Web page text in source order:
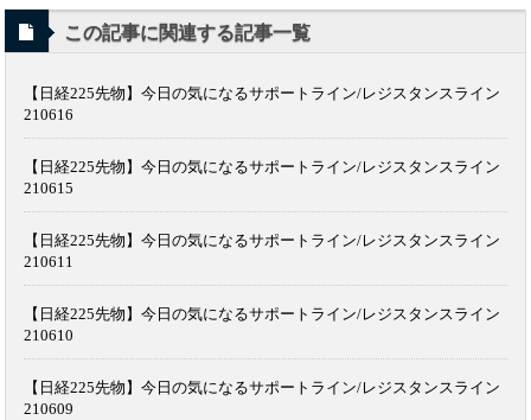
この記事に関連する記事一覧
【日経225先物】今日の気になるサポートライン/レジスタンスライン
210616
【日経225先物】今日の気になるサポートライン/レジスタンスライン
210615
【日経225先物】今日の気になるサポートライン/レジスタンスライン
210611
【日経225先物】今日の気になるサポートライン/レジスタンスライン
210610
【日経225先物】今日の気になるサポートライン/レジスタンスライン
210609